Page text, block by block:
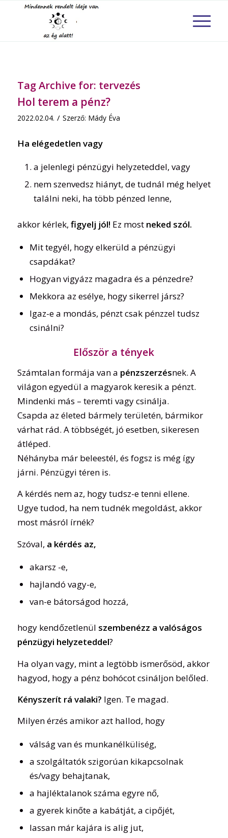
Tag Archive for: tervezés
Hol terem a pénz?
2022.02.04. / Szerző: Mády Éva
Ha elégedetlen vagy
a jelenlegi pénzügyi helyzeteddel, vagy
nem szenvedsz hiányt, de tudnál még helyet
találni neki, ha több pénzed lenne,
akkor kérlek, figyelj jól! Ez most neked szól.
Mit tegyél, hogy elkerüld a pénzügyi
csapdákat?
Hogyan vigyázz magadra és a pénzedre?
Mekkora az esélye, hogy sikerrel jársz?
Igaz-e a mondás, pénzt csak pénzzel tudsz
csinálni?
Először a tények
Számtalan formája van a pénzszerzésnek. A
világon egyedül a magyarok keresik a pénzt.
Mindenki más – teremti vagy csinálja.
Csapda az életed bármely területén, bármikor
várhat rád. A többségét, jó esetben, sikeresen
átléped.
Néhányba már beleestél, és fogsz is még így
járni. Pénzügyi téren is.
A kérdés nem az, hogy tudsz-e tenni ellene.
Ugye tudod, ha nem tudnék megoldást, akkor
most másról írnék?
Szóval, a kérdés az,
akarsz -e,
hajlandó vagy-e,
van-e bátorságod hozzá,
hogy kendőzetlenül szembenézz a valóságos
pénzügyi helyzeteddel?
Ha olyan vagy, mint a legtöbb ismerősöd, akkor
hagyod, hogy a pénz bohócot csináljon belőled.
Kényszerít rá valaki? Igen. Te magad.
Milyen érzés amikor azt hallod, hogy
válság van és munkanélküliség,
a szolgáltatók szigorúan kikapcsolnak
és/vagy behajtanak,
a hajléktalanok száma egyre nő,
a gyerek kinőte a kabátját, a cipőjét,
lassan már kajára is alig jut,